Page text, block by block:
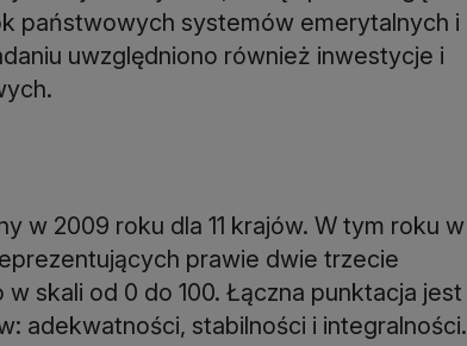
państwowych systemów emerytalnych i
uwzględniono również inwestycje i
w 2009 roku dla 11 krajów. W tym roku w
prawie dwie trzecie
skali od 0 do 100. Łączna punktacja jest
adekwatności, stabilności i integralności.